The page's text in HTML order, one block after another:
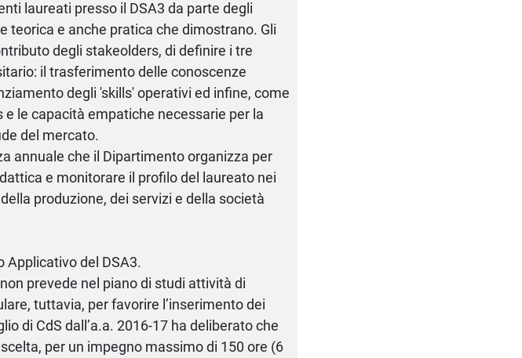
laureati presso il DSA3 da parte degli
teorica e anche pratica che dimostrano. Gli
degli stakeolders, di definire i tre
il trasferimento delle conoscenze
degli 'skills' operativi ed infine, come
le capacità empatiche necessarie per la
del mercato.
annuale che il Dipartimento organizza per
e monitorare il profilo del laureato nei
produzione, dei servizi e della società
Applicativo del DSA3.
prevede nel piano di studi attività di
tuttavia, per favorire l’inserimento dei
di CdS dall’a.a. 2016-17 ha deliberato che
per un impegno massimo di 150 ore (6